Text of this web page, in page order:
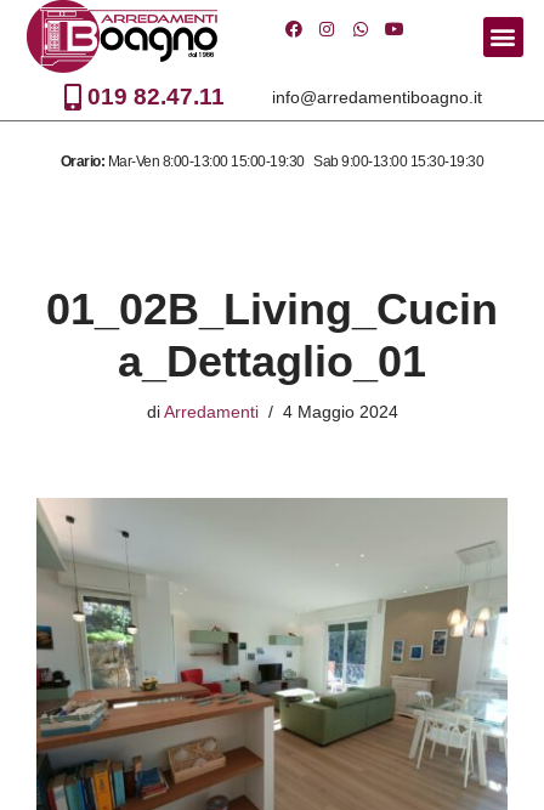
Vai
contenuto
019 82.47.11 info@arredamentiboagno.it
Orario: Mar-Ven 8:00-13:00 15:00-19:30 Sab 9:00-13:00 15:30-19:30
01_02B_Living_Cucin
a_Dettaglio_01
di Arredamenti 4 Maggio 2024